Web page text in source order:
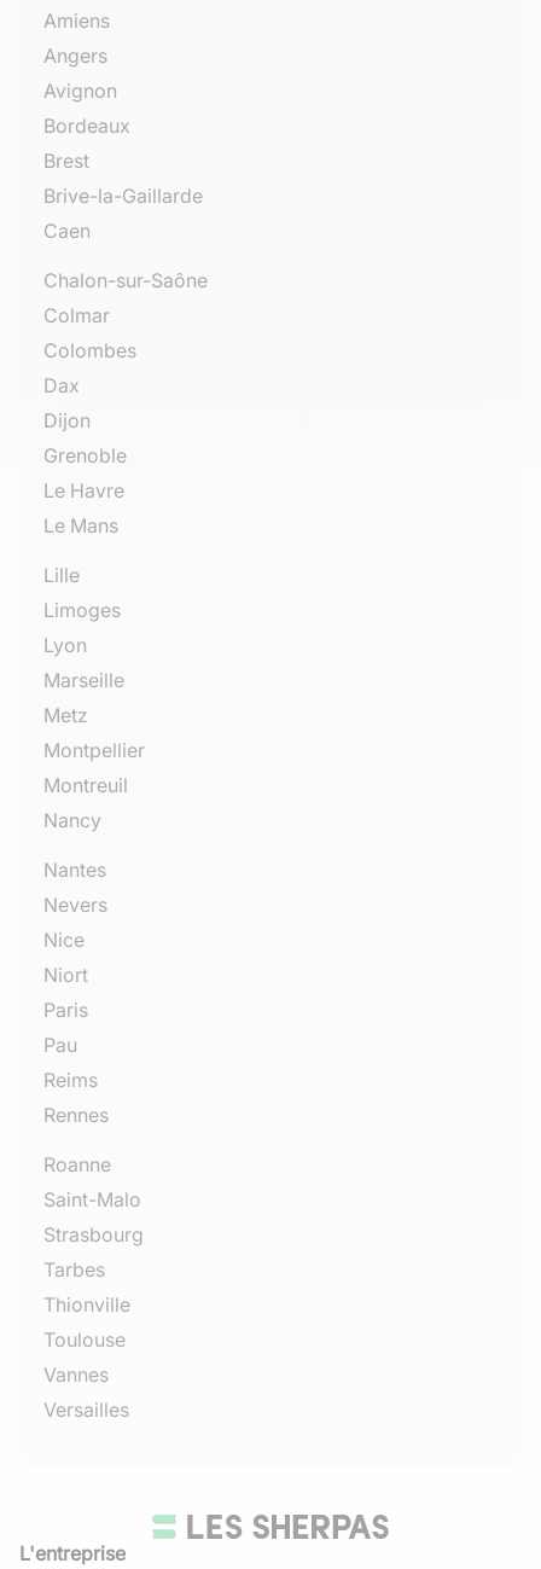
Amiens
Angers
Avignon
Bordeaux
Brest
Brive-la-Gaillarde
Caen
Chalon-sur-Saône
Colmar
Colombes
Dax
Dijon
Grenoble
Le Havre
Le Mans
Lille
Limoges
Lyon
Marseille
Metz
Montpellier
Montreuil
Nancy
Nantes
Nevers
Nice
Niort
Paris
Pau
Reims
Rennes
Roanne
Saint-Malo
Strasbourg
Tarbes
Thionville
Toulouse
Vannes
Versailles
L'entreprise